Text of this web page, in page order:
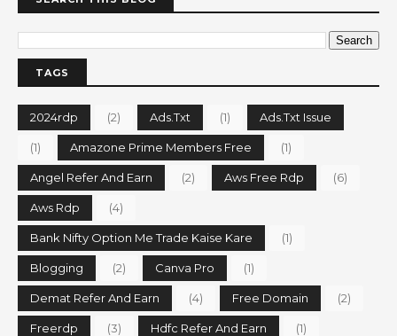
TAGS
2024rdp (2) Ads.txt (1) Ads.txt Issue
(1) Amazone Prime Members Free (1)
Angel Refer And Earn (2) Aws Free Rdp (6)
Aws Rdp (4)
Bank Nifty Option Me Trade Kaise Kare (1)
Blogging (2) Canva Pro (1)
Demat Refer And Earn (4) Free Domain (2)
Freerdp (3) Hdfc Refer And Earn (1)